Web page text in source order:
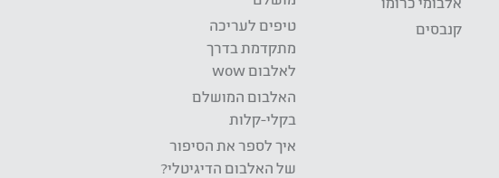
קנבסים
טיפים לעריכה
מתקדמת בדרך
לאלבום wow
האלבום המושלם
בקלי-קלות
איך לספר את הסיפור
של האלבום הדיגיטלי?